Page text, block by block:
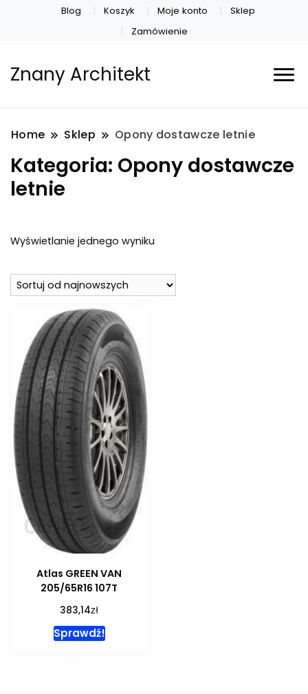
Blog Koszyk Moje konto
Sklep
Zamówienie
Znany Architekt
Home Sklep Opony dostawcze letnie
Kategoria: Opony dostawcze
letnie
Wyświetlanie jednego wyniku
Atlas GREEN VAN
205/65R16 107T
383,14zł
Sprawdź!